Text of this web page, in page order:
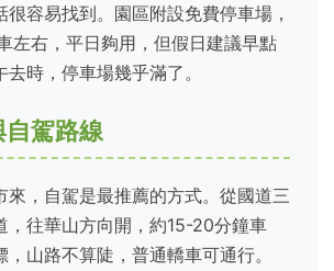
很容易找到。園區附設免費停車場，
左右，平日夠用，但假日建議早點
時，停車場幾乎滿了。
駕路線
來，自駕是最推薦的方式。從國道三
，往華山方向開，約15-20分鐘車
山路不算陡，普通轎車可通行。